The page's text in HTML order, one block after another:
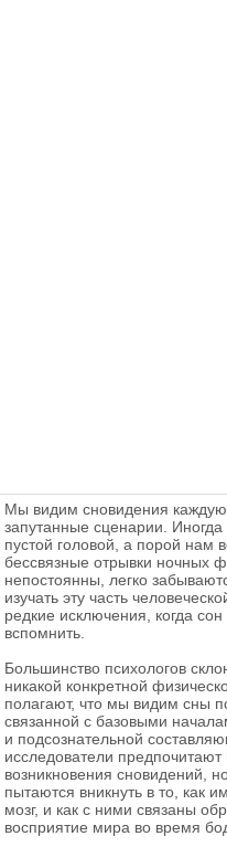
Мы видим сновидения
запутанные сценарии.
пустой головой, а порой нам
бессвязные отрывки ночных
непостоянны, легко
изучать эту часть
редкие исключения, когда
вспомнить.
Большинство психологов
никакой конкретной
полагают, что мы видим сны
связанной с базовыми
и подсознательной
исследователи предпочитают
возникновения сновидений,
пытаются вникнуть в то, как
мозг, и как с ними связаны
восприятие мира во время